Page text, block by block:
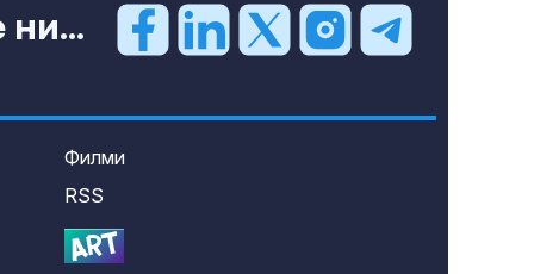
ни...
Филми
RSS